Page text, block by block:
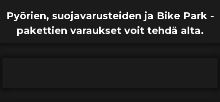
Pyörien, suojavarusteiden ja Bike Park -
pakettien varaukset voit tehdä alta.